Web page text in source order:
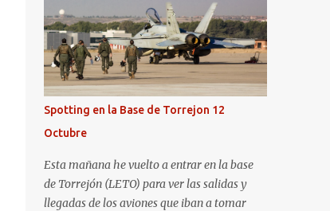
que pido un poco de paciencia hasta que
todo se ponga en marcha de nuevo. Mientras
tanto, os dejo con algunas de las imágenes
que tomé este pasado fin de semana. El
sábado 23 de julio de 2022 asistí, gracias a
Aerospotters Principado a una genial sesión
fotográfica en el aeródromo de La Morgal
(todavía no he tenido tiempo de procesar
esas imágenes). Al día siguiente, asistí al
Festival Aéreo de Gijón . He aquí algunas de
las tomas que realicé este pasado domingo.
Spotting en la Base de Torrejon 12
Octubre
Esta mañana he vuelto a entrar en la base
de Torrejón (LETO) para ver las salidas y
llegadas de los aviones que iban a tomar